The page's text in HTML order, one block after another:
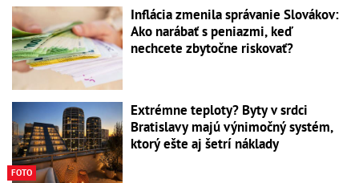
Inflácia zmenila správanie Slovákov:
Ako narábať s peniazmi, keď
nechcete zbytočne riskovať?
FOTO
Extrémne teploty? Byty v srdci
Bratislavy majú výnimočný systém,
ktorý ešte aj šetrí náklady